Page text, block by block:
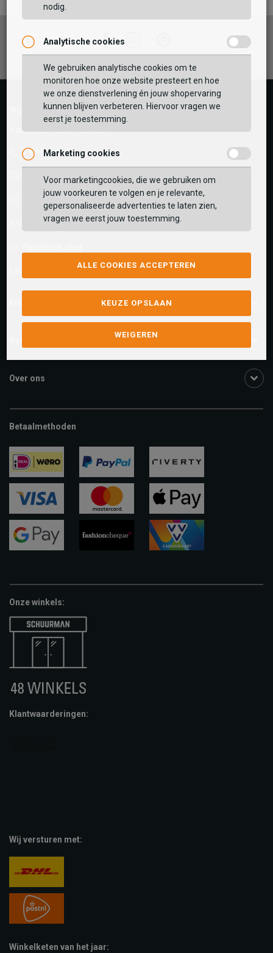
GEBRUIK MIJN LOCATIE
Zoek op postcode of gebruik jouw locatie om de
voorraad in een van onze winkels te bekijken.
BEKIJK WINKELTAS
VERDER WINKELEN
Vaak samen gekocht metFacebook
Wij helpen je graag!
Klantenservice is gesloten
Telefoon
0545-280081
E-mail Antwoord binnen 24 uur
webshop@schuurman-schoenen.nl
facebook.com/SchuurmanSchoenen
Over ons
Betaalmethoden
ideal paypal riverty
visa
apple-
pay
Onze winkels:
Klantwaarderingen:
Wij versturen met:
Winkelketen van het jaar:
nodig.
Analytische cookies
We gebruiken analytische cookies om te
monitoren hoe onze website presteert en hoe
we onze dienstverlening én jouw shopervaring
kunnen blijven verbeteren. Hiervoor vragen we
eerst je toestemming.
Marketing cookies
Voor marketingcookies, die we gebruiken om
jouw voorkeuren te volgen en je relevante,
gepersonaliseerde advertenties te laten zien,
vragen we eerst jouw toestemming.
ALLE COOKIES ACCEPTEREN
KEUZE OPSLAAN
WEIGEREN